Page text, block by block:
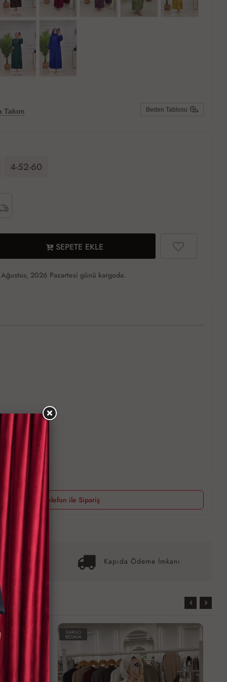
Takım Beden Tablosu
4-52-60
SEPETE EKLE
2026 Pazartesi günü kargoda.
Telefon ile Sipariş
İmkanı Kapıda Ödeme İmkanı
KARGO
BEDAVA